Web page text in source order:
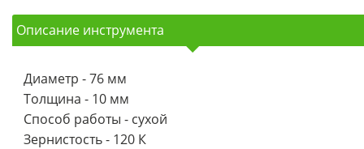
Описание инструмента
Диаметр - 76 мм
Толщина - 10 мм
Способ работы - сухой
Зернистость - 120 К